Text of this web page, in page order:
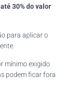
até 30% do valor
para aplicar o
mínimo exigido
podem ficar fora